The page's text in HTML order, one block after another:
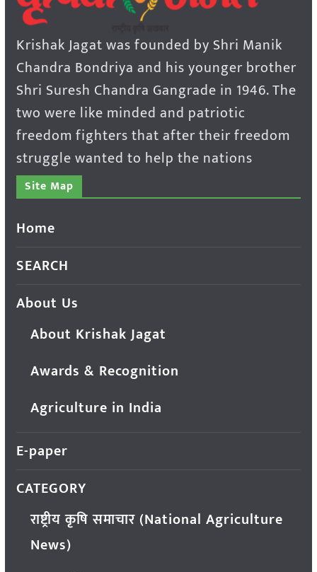
Krishak Jagat was founded by Shri Manik
Chandra Bondriya and his younger brother
Shri Suresh Chandra Gangrade in 1946. The
two were like minded and patriotic
freedom fighters that after their freedom
struggle wanted to help the nations
Site Map
Home
SEARCH
About Us
About Krishak Jagat
Awards & Recognition
Agriculture in India
E-paper
CATEGORY
राष्ट्रीय कृषि समाचार (National Agriculture
News)